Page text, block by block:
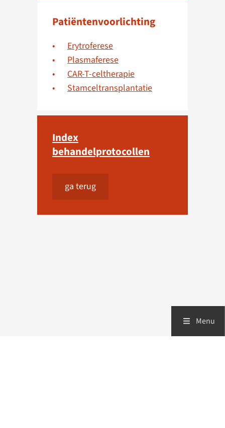
Patiëntenvoorlichting
Erytroferese
Plasmaferese
CAR-T-celtherapie
Stamceltransplantatie
Index
behandelprotocollen
ga terug
Menu